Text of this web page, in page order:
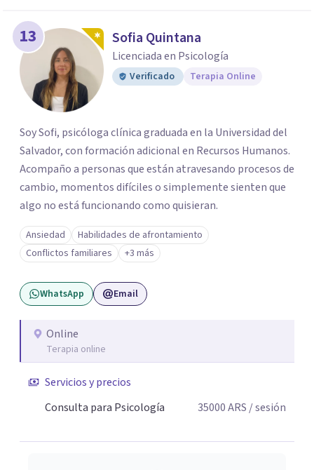
13 Sofia Quintana
Licenciada en Psicología
Verificado Terapia Online
Soy Sofi, psicóloga clínica graduada en la Universidad del
Salvador, con formación adicional en Recursos Humanos.
Acompaño a personas que están atravesando procesos de
cambio, momentos difíciles o simplemente sienten que
algo no está funcionando como quisieran.
Ansiedad
Habilidades de afrontamiento
Conflictos familiares
+3 más
WhatsApp Email
Online
Terapia online
Servicios y precios
Consulta para Psicología
35000ARS / sesión